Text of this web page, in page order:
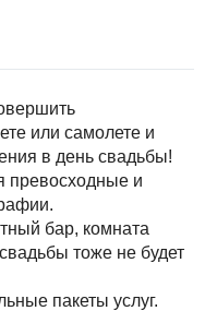
или самолете и
в день свадьбы!
превосходные и
бар, комната
тоже не будет
пакеты услуг.